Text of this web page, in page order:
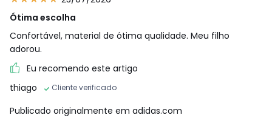
Ótima escolha
Confortável, material de ótima qualidade. Meu filho
adorou.
Eu recomendo este artigo
thiago
Cliente verificado
Publicado originalmente em adidas.com